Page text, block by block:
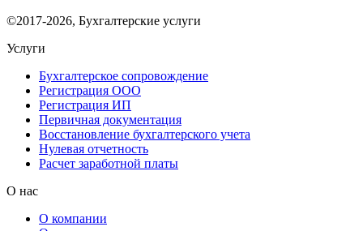
©2017-2026, Бухгалтерские услуги
Услуги
Бухгалтерское сопровождение
Регистрация ООО
Регистрация ИП
Первичная документация
Восстановление бухгалтерского учета
Нулевая отчетность
Расчет заработной платы
О нас
О компании